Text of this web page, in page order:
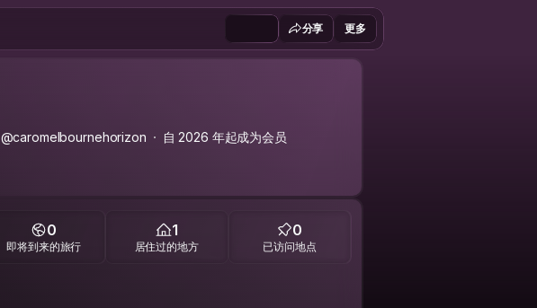
分享 更多
@caromelbournehorizon 自 2026 年起成为会员
0
即将到来的旅行
1
居住过的地方
0
已访问地点